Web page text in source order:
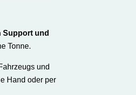
Support und
Tonne.
und
Hand oder per